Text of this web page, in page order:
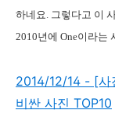
하네요. 그렇다고 이
2010년에 One이라는
2014/12/14 - [사
비싼 사진 TOP10